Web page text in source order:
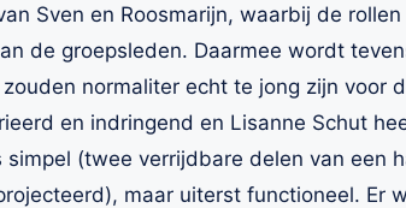
Sven en Roosmarijn, waarbij de rollen
de groepsleden. Daarmee wordt
normaliter echt te jong zijn voor
en indringend en Lisanne Schut
(twee verrijdbare delen van een
maar uiterst functioneel. Er